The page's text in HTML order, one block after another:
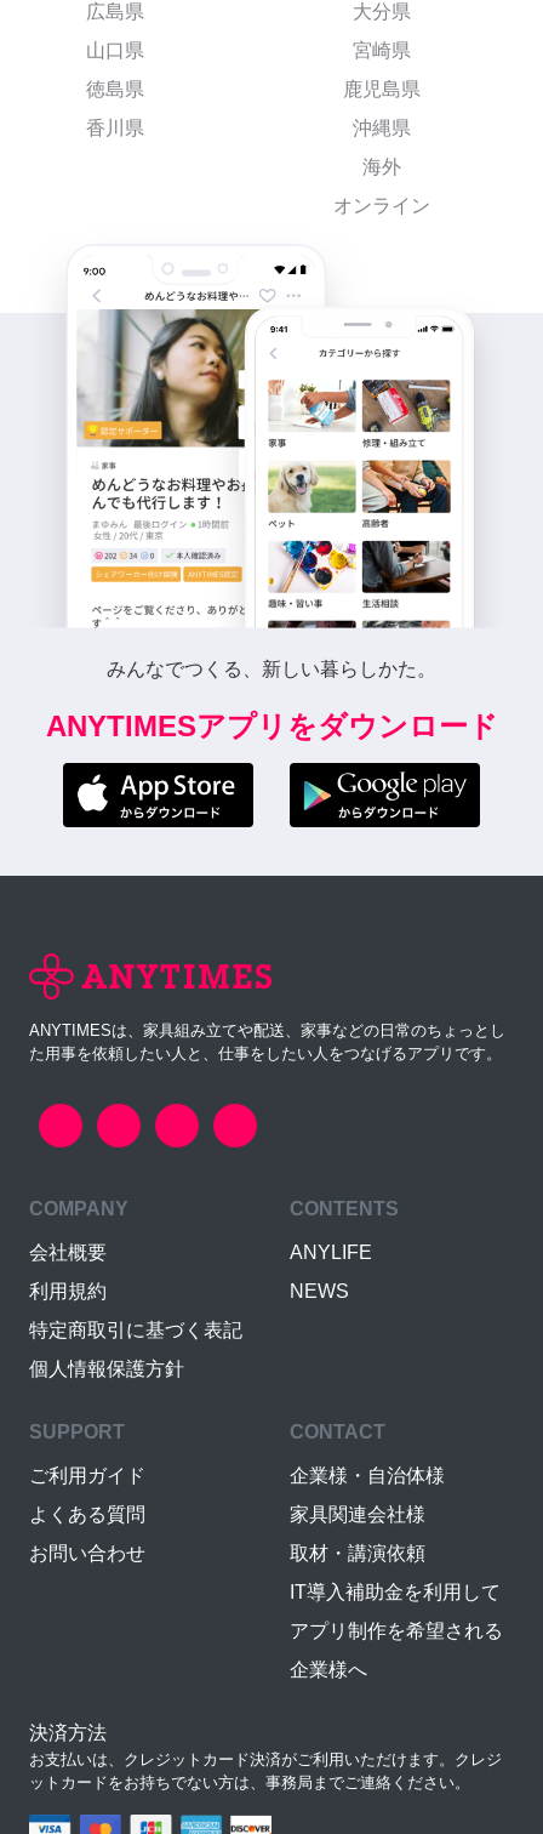
広島県
山口県
徳島県
香川県
大分県
宮崎県
鹿児島県
沖縄県
海外
オンライン
みんなでつくる、新しい暮らしかた。
ANYTIMESアプリをダウンロード
ANYTIMESは、家具組み立てや配送、家事などの日常のちょっとし
た用事を依頼したい人と、仕事をしたい人をつなげるアプリです。
COMPANY
会社概要
利用規約
特定商取引に基づく表記
個人情報保護方針
CONTENTS
ANYLIFE
NEWS
SUPPORT
ご利用ガイド
よくある質問
お問い合わせ
CONTACT
企業様・自治体様
家具関連会社様
取材・講演依頼
IT導入補助金を利用して
アプリ制作を希望される
企業様へ
決済方法
お支払いは、クレジットカード決済がご利用いただけます。クレジ
ットカードをお持ちでない方は、事務局までご連絡ください。